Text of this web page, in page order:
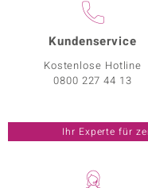
Kundenservice
Kostenlose Hotline
0800 227 44 13
Ihr Experte für